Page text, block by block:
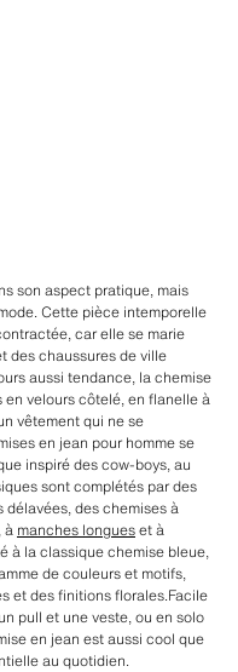
son aspect pratique, mais
Cette pièce intemporelle
car elle se marie
des chaussures de ville
aussi tendance, la chemise
velours côtelé, en flanelle à
vêtement qui ne se
en jean pour homme se
inspiré des cow-boys, au
sont complétés par des
des chemises à
à manches longueset à
à la classique chemise bleue,
de couleurs et motifs,
et des finitions florales.Facile
pull et une veste, ou en solo
en jean est aussi cool que
au quotidien.